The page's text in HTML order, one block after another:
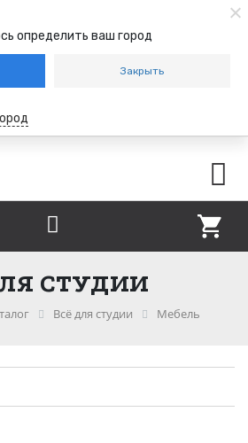
определить ваш город
Закрыть
СТУДИИ
Всё для студии Мебель